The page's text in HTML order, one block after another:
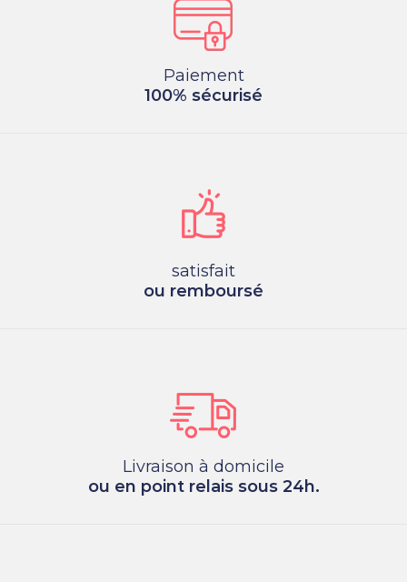
Paiement
100% sécurisé
satisfait
ou remboursé
Livraison à domicile
ou en point relais sous 24h.